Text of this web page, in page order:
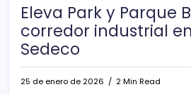
Eleva Park y Parque
corredor industrial
Sedeco
25 de enero de 2026 2 Min Read